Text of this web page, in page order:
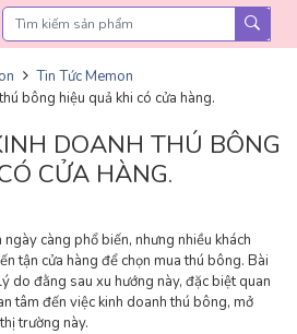
Tin Tức Memon
bông hiệu quả khi có cửa hàng.
DOANH THÚ BÔNG
CỬA HÀNG.
càng phổ biến, nhưng nhiều khách
tận cửa hàng để chọn mua thú bông. Bài
do đằng sau xu hướng này, đặc biệt quan
tâm đến việc kinh doanh thú bông, mở
trường này.